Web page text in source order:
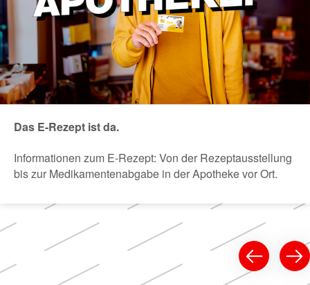
Das E-Rezept ist da.
Informationen zum E-Rezept: Von der Rezeptausstellung
bis zur Medikamentenabgabe in der Apotheke vor Ort.